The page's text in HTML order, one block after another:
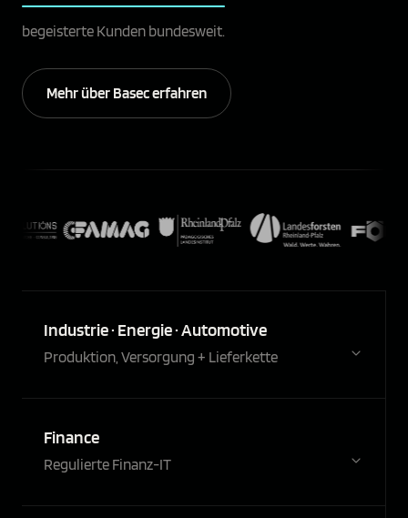
begeisterte Kunden bundesweit.
Mehr über Basec erfahren
Industrie · Energie · Automotive
Produktion, Versorgung + Lieferkette
Finance
Regulierte Finanz-IT